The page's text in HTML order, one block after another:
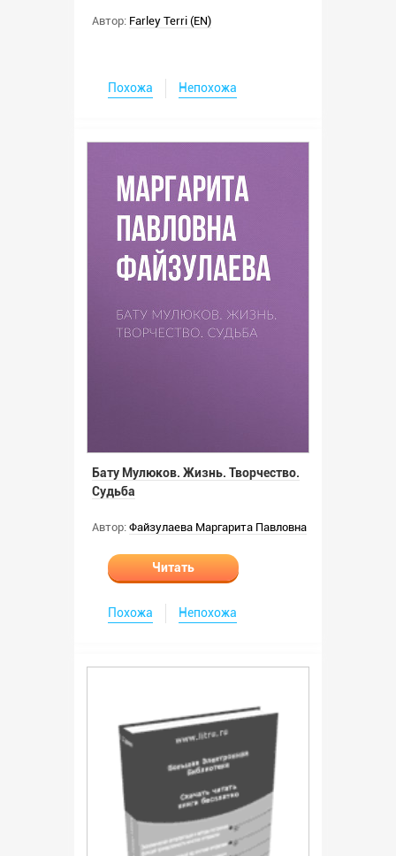
Автор: Farley Terri (EN)
Похожа Непохожа
Бату Мулюков. Жизнь. Творчество.
Судьба
Автор: Файзулаева Маргарита Павловна
Читать
Похожа Непохожа